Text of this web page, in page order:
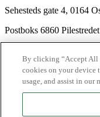
Sehesteds gate 4, 0164
Postboks 6860
Nyhetsbrev
Ledige stillinger
Send inn manus
By clicking “Accept All
cookies on your device
usage, and assist in our